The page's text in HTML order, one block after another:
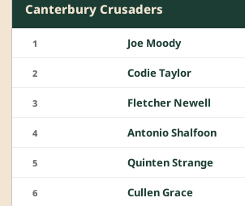
Canterbury Crusaders
1 Joe Moody
2 Codie Taylor
3 Fletcher Newell
4 Antonio Shalfoon
5 Quinten Strange
6 Cullen Grace